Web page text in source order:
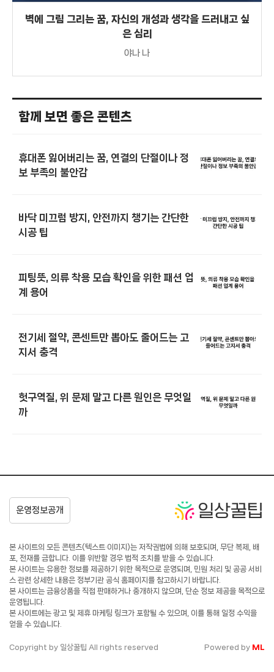
벽에 그림 그리는 꿈, 자신의 개성과 생각을 드러내고 싶
은 심리
야나 나
함께 보면 좋은 콘텐츠
휴대폰 잃어버리는 꿈, 연결의 단절이나 정
보 부족의 불안감
바닥 미끄럼 방지, 안전까지 챙기는 간단한
시공 팁
피팅뜻, 의류 착용 모습 확인을 위한 패션 업
계 용어
전기세 절약, 콘센트만 뽑아도 줄어드는 고
지서 충격
헛구역질, 위 문제 말고 다른 원인은 무엇일
까
본 사이트의 모든 콘텐츠(텍스트·이미지)는 저작권법에 의해 보호되며, 무단 복제, 배
포, 전재를 금합니다. 이를 위반할 경우 법적 조치를 받을 수 있습니다.
본 사이트는 유용한 정보를 제공하기 위한 목적으로 운영되며, 민원 처리 및 공공 서비
스 관련 상세한 내용은 정부기관 공식 홈페이지를 참고하시기 바랍니다.
본 사이트는 금융상품을 직접 판매하거나 중개하지 않으며, 단순 정보 제공을 목적으로
운영됩니다.
본 사이트에는 광고 및 제휴 마케팅 링크가 포함될 수 있으며, 이를 통해 일정 수익을
얻을 수 있습니다.
Copyright by 일상꿀팁 All rights reserved Powered by ML